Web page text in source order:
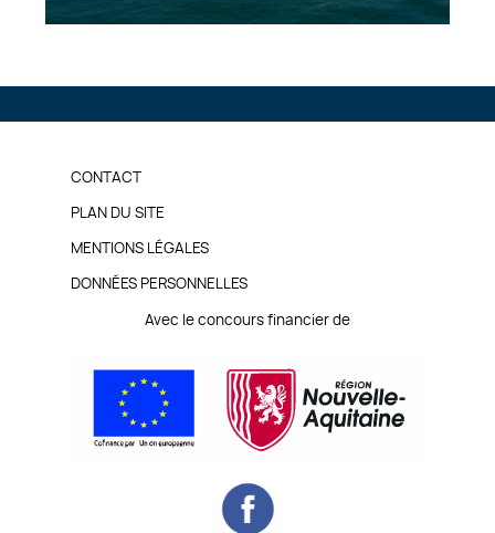
PIED
DE
PAGE
CONTACT
PLAN DU SITE
MENTIONS LÉGALES
DONNÉES PERSONNELLES
Avec le concours financier de